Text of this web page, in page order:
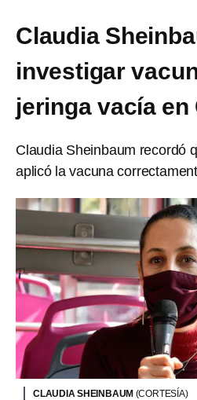
Claudia
investigar
jeringa vacía en
Claudia Sheinbaum recordó
aplicó la vacuna
CLAUDIA SHEINBAUM (CORTESÍA)